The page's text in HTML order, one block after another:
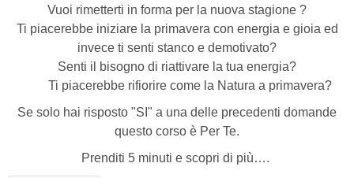
Vuoi rimetterti in forma per la nuova stagione ?
Ti piacerebbe iniziare la primavera con energia e gioia ed
invece ti senti stanco e demotivato?
Senti il bisogno di riattivare la tua energia?
Ti piacerebbe rifiorire come la Natura a primavera?
Se solo hai risposto "SI" a una delle precedenti domande
questo corso è Per Te.
Prenditi 5 minuti e scopri di più….